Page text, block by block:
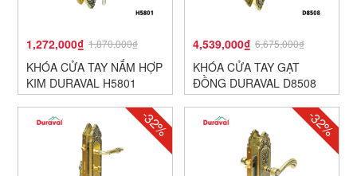
1,272,000₫ 1,870,000₫
KHÓA CỬA TAY NẮM HỢP
KIM DURAVAL H5801
4,539,000₫ 6,675,000₫
KHÓA CỬA TAY GẠT
ĐỒNG DURAVAL D8508
-32% -32%